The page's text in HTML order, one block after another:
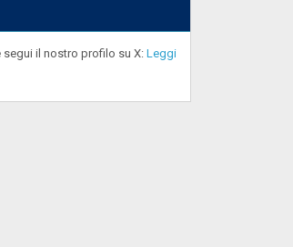
segui il nostro profilo su X:Leggi